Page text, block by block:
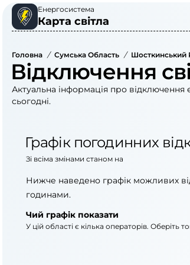
Енергосистема
Карта світла
Головна / Сумська Область / Шосткинський
Відключення
Актуальна інформація про відключення
сьогодні.
Графік погодинних
Зі всіма змінами станом на
Нижче наведено графік можливих
годинами.
Чий графік показати
У цій області є кілька операторів.